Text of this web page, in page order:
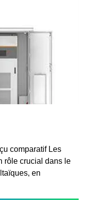
comparatif Les
rôle crucial dans le
en